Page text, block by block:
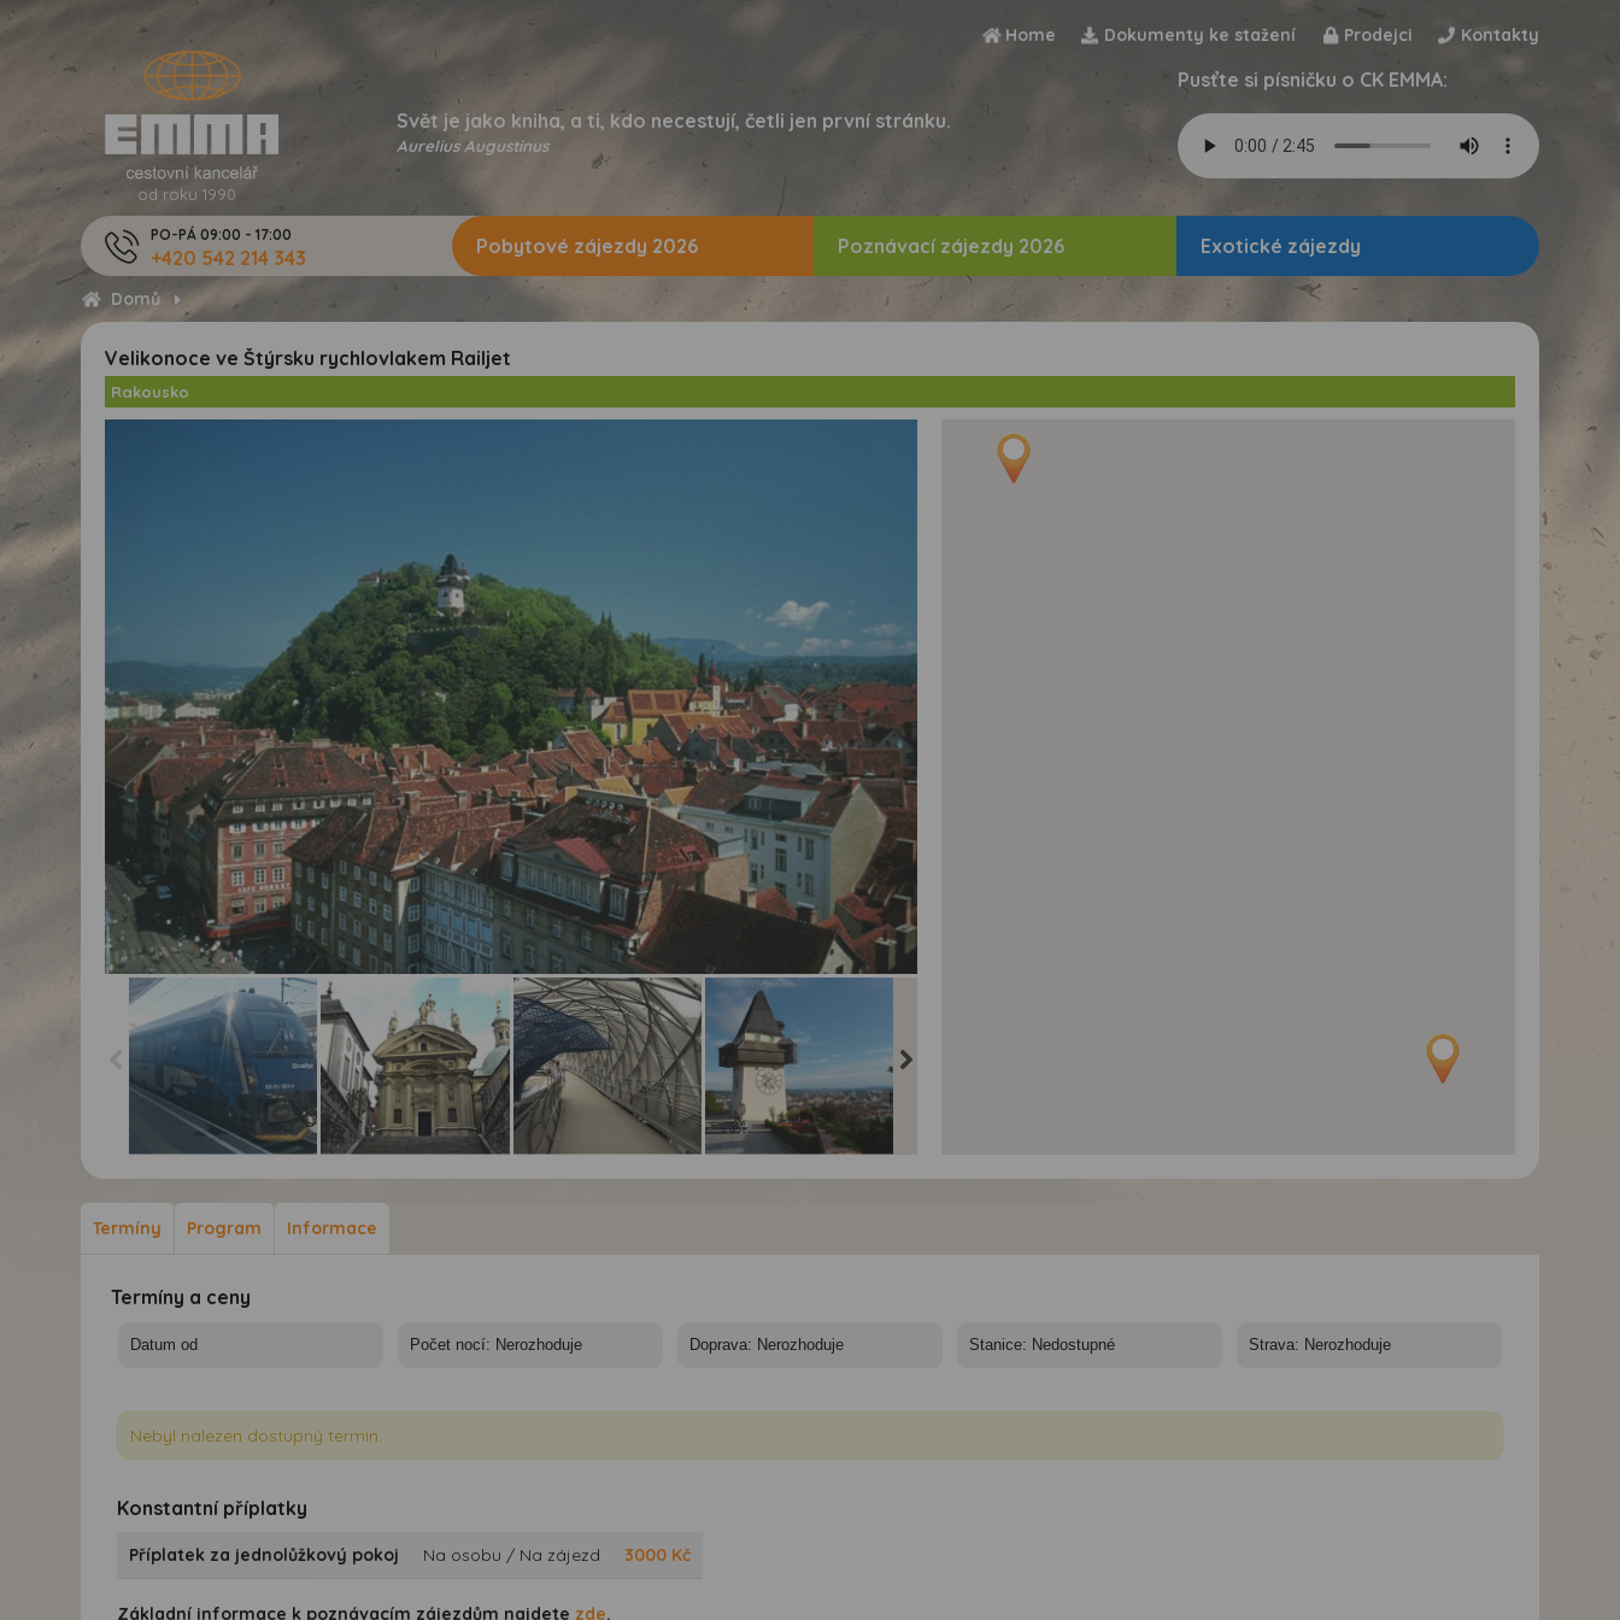
Home Dokumenty ke stažení Prodejci Kontakty
od roku 1990
Svět je jako kniha, a ti, kdo necestují, četli jen první stránku.
Aurelius Augustinus
Pusťte si písničku o CK EMMA:
PO-PÁ 09:00 - 17:00
+420 542 214 343
Domů
Pobytové zájezdy 2026 Poznávací zájezdy 2026 Exotické zájezdy
Velikonoce ve Štýrsku rychlovlakem Railjet
Rakousko
Termíny
Program Informace
Termíny a ceny
Nebyl nalezen dostupný termín.
Konstantní příplatky
Příplatek za jednolůžkový pokoj Na osobu / Na zájezd 3000 Kč
Základní informace k poznávacím zájezdům najdete zde.